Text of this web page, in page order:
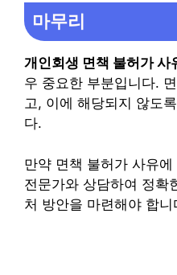
마무리
개인회생 면책 불허가 사
우 중요한 부분입니다.
고, 이에 해당되지 않도
다.
만약 면책 불허가 사유
전문가와 상담하여 정확
처 방안을 마련해야 합니